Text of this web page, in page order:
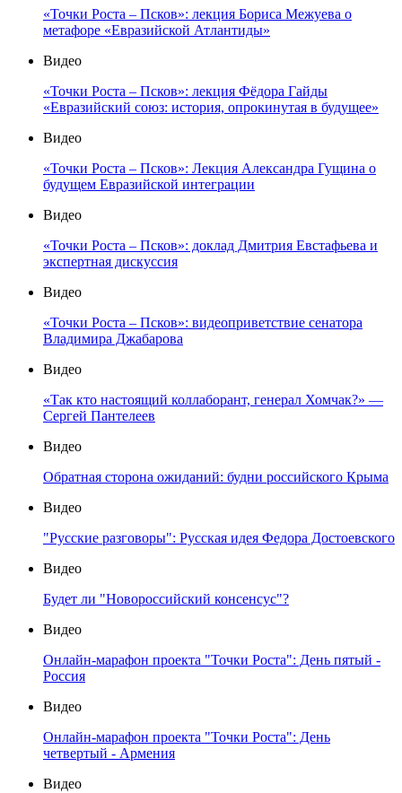
«Точки Роста – Псков»: лекция Бориса Межуева о
метафоре «Евразийской Атлантиды»
Видео
«Точки Роста – Псков»: лекция Фёдора Гайды
«Евразийский союз: история, опрокинутая в будущее»
Видео
«Точки Роста – Псков»: Лекция Александра Гущина о
будущем Евразийской интеграции
Видео
«Точки Роста – Псков»: доклад Дмитрия Евстафьева и
экспертная дискуссия
Видео
«Точки Роста – Псков»: видеоприветствие сенатора
Владимира Джабарова
Видео
«Так кто настоящий коллаборант, генерал Хомчак?» —
Сергей Пантелеев
Видео
Обратная сторона ожиданий: будни российского Крыма
Видео
"Русские разговоры": Русская идея Федора Достоевского
Видео
Будет ли "Новороссийский консенсус"?
Видео
Онлайн-марафон проекта "Точки Роста": День пятый -
Россия
Видео
Онлайн-марафон проекта "Точки Роста": День
четвертый - Армения
Видео